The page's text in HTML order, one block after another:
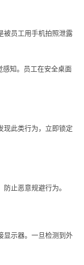
被员工用手机拍照泄露
知。员工在安全桌面
现此类行为，立即锁定
止恶意规避行为。
显示器。一旦检测到外